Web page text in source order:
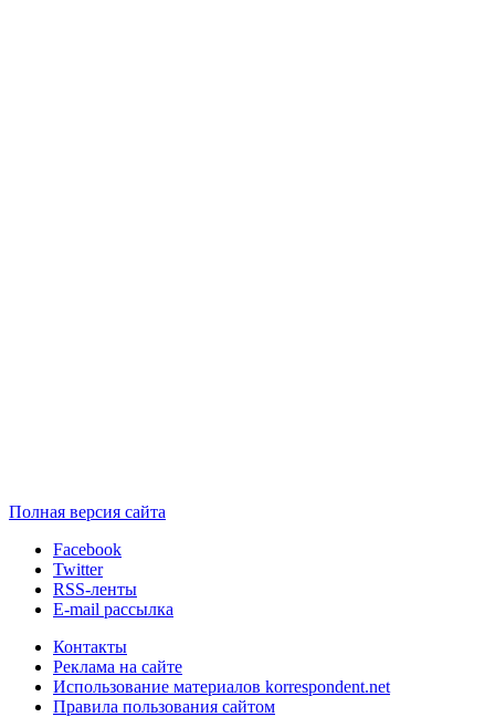
Полная версия сайта
Facebook
Twitter
RSS-ленты
E-mail рассылка
Контакты
Реклама на сайте
Использование материалов korrespondent.net
Правила пользования сайтом